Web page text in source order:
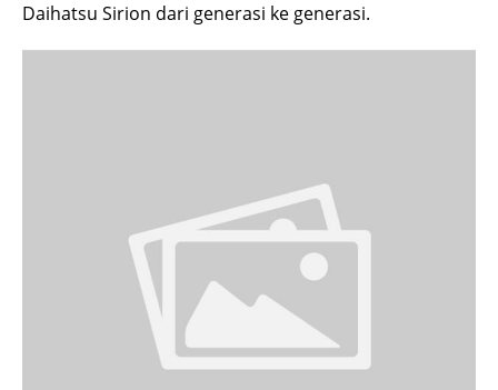
Daihatsu Sirion dari generasi ke generasi.